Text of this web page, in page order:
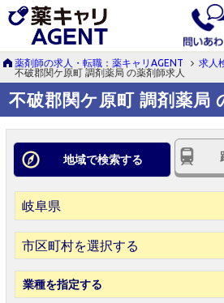
薬剤師の求人・転職：薬キャリAGENT 求人
不破郡関ケ原町 調剤薬局 の薬剤師求人
不破郡関ケ原町 調剤薬局
地域で検索する
市区町村を選択する
業種を指定する